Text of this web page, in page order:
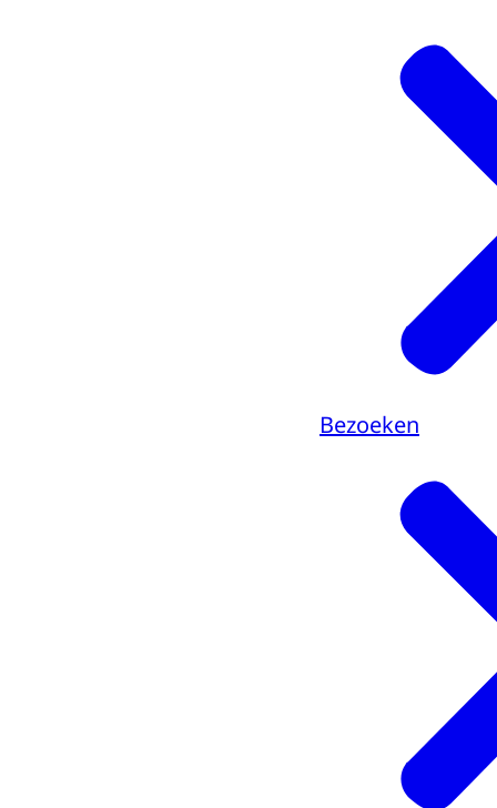
Bezoeken